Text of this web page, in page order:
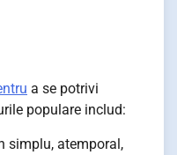
a se potrivi
populare includ:
simplu, atemporal,